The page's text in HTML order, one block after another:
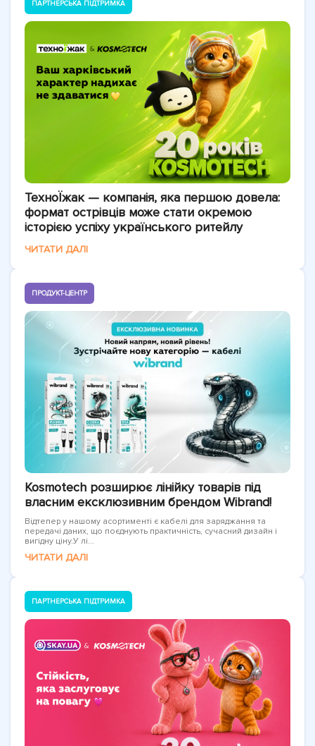
ПАРТНЕРСЬКА ПІДТРИМКА
ТехноЇжак — компанія, яка першою довела:
формат острівців може стати окремою
історією успіху українського ритейлу
ЧИТАТИ ДАЛІ
ПРОДУКТ-ЦЕНТР
Kosmotech розширює лінійку товарів під
власним ексклюзивним брендом Wibrand!
Відтепер у нашому асортименті є кабелі для заряджання та
передачі даних, що поєднують практичність, сучасний дизайн і
вигідну ціну.У лі...
ЧИТАТИ ДАЛІ
ПАРТНЕРСЬКА ПІДТРИМКА